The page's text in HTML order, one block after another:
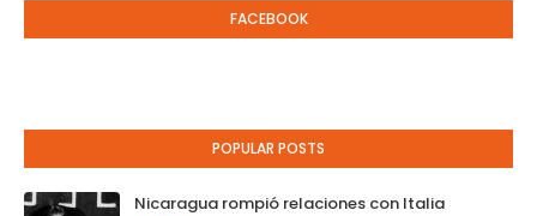
FACEBOOK
POPULAR POSTS
Nicaragua rompió relaciones con Italia